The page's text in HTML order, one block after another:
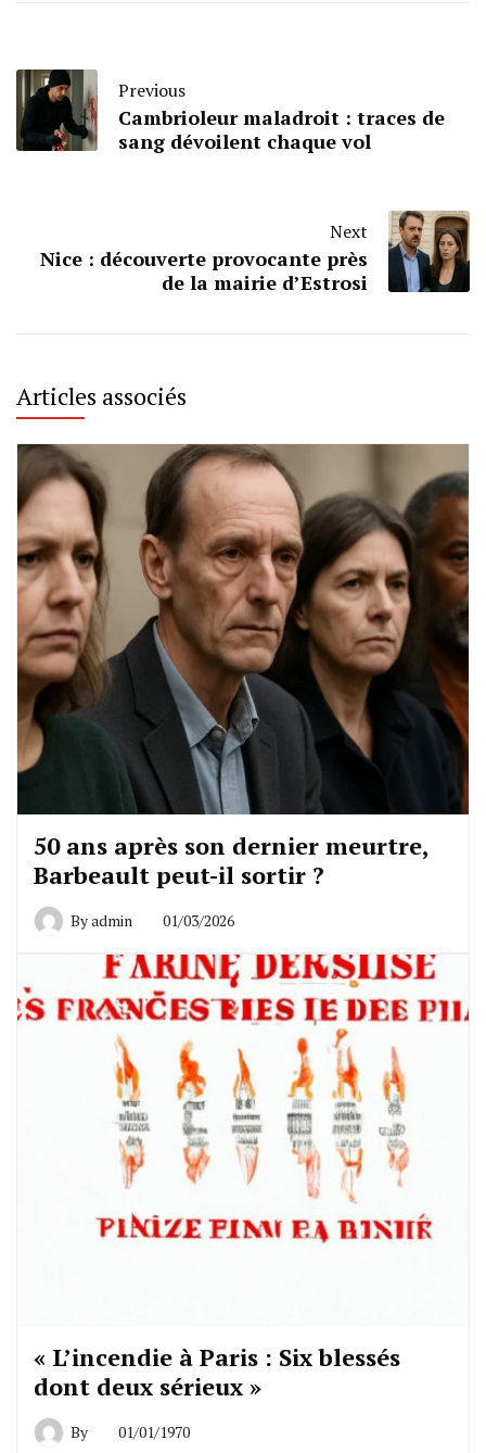
Previous
Cambrioleur maladroit : traces de
sang dévoilent chaque vol
Next
Nice : découverte provocante près
de la mairie d’Estrosi
Articles associés
50 ans après son dernier meurtre,
Barbeault peut-il sortir ?
Byadmin 01/03/2026
« L’incendie à Paris : Six blessés
dont deux sérieux »
By 01/01/1970